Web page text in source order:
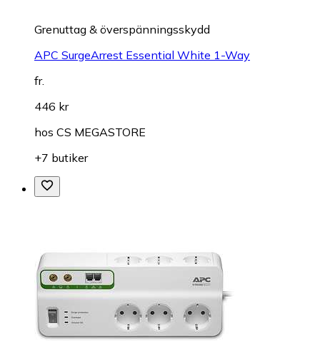
Grenuttag & överspänningsskydd
APC SurgeArrest Essential White 1-Way
fr.
446 kr
hos CS MEGASTORE
+7 butiker